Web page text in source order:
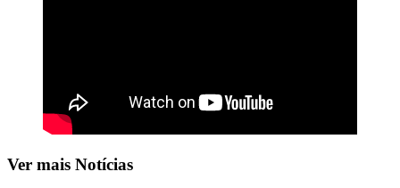
Ver mais Notícias